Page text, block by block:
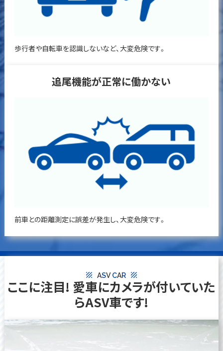
歩行者や自転車を認識しないなど、大変危険です。
追尾機能が正常に働かない
前車との距離測定に誤差が発生し、大変危険です。
texture ASV CAR texture
ここに注目! 愛車にカメラが付いていた
らASV車です!